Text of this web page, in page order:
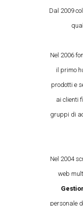
Dal 2009
Nel 2006
il primo
prodotti e
ai clienti
gruppi di
Nel 2004
web
personale